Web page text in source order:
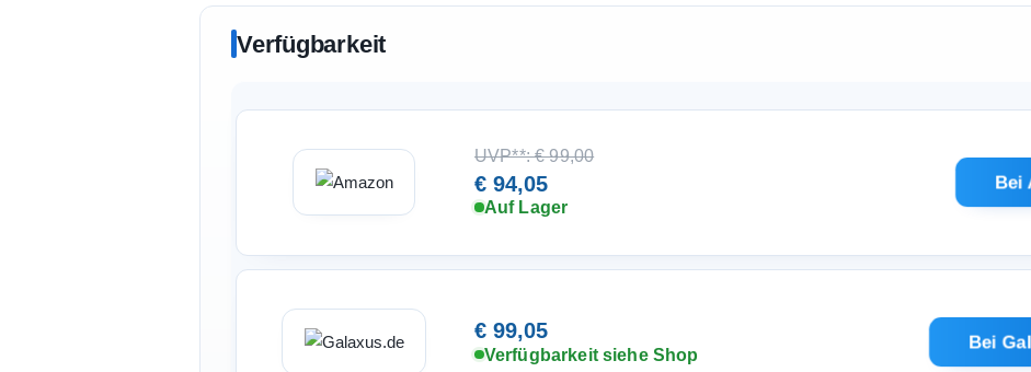
Verfügbarkeit
UVP**: € 99,00
€ 94,05
Auf Lager
Bei
€ 99,05
Verfügbarkeit siehe Shop
Bei